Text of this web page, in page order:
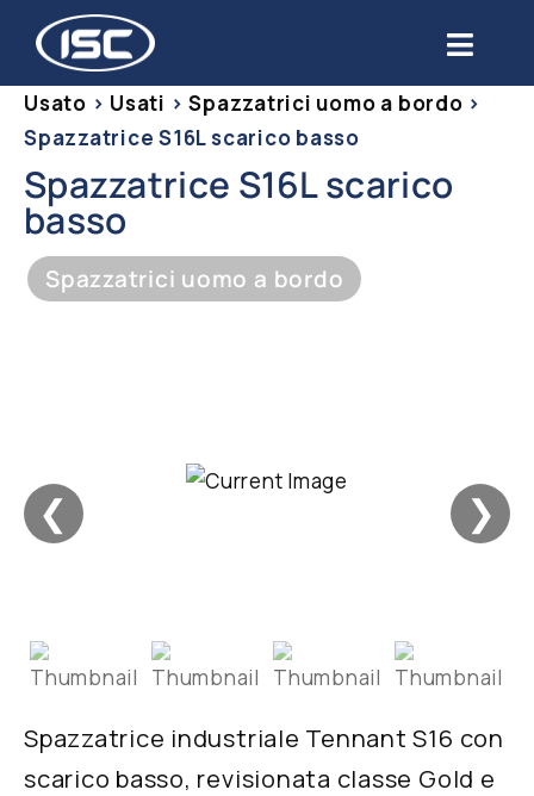
contenuto
Chi siamo
Prodotti
Settori
Blog
Shop
Cerca
Usato > Usati >Spazzatrici uomo a bordo >
Spazzatrice S16L scarico basso
Spazzatrice S16L scarico
basso
Spazzatrici uomo a bordo
❮ ❯
Spazzatrice industriale Tennant S16 con
scarico basso, revisionata classe Gold e